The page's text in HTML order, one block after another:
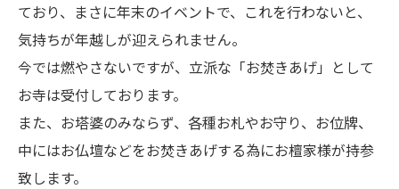
ており、まさに年末のイベントで、これを行わないと、
気持ちが年越しが迎えられません。
今では燃やさないですが、立派な「お焚きあげ」として
お寺は受付しております。
また、お塔婆のみならず、各種お札やお守り、お位牌、
中にはお仏壇などをお焚きあげする為にお檀家様が持参
致します。